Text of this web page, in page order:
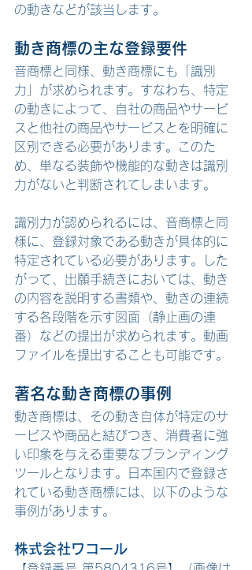
の動きなどが該当します。
動き商標の主な登録要件
音商標と同様、動き商標にも「識別
力」が求められます。すなわち、特定
の動きによって、自社の商品やサービ
スと他社の商品やサービスとを明確に
区別できる必要があります。このた
め、単なる装飾や機能的な動きは識別
力がないと判断されてしまいます。
識別力が認められるには、音商標と同
様に、登録対象である動きが具体的に
特定されている必要があります。した
がって、出願手続きにおいては、動き
の内容を説明する書類や、動きの連続
する各段階を示す図面（静止画の連
番）などの提出が求められます。動画
ファイルを提出することも可能です。
著名な動き商標の事例
動き商標は、その動き自体が特定のサ
ービスや商品と結びつき、消費者に強
い印象を与える重要なブランディング
ツールとなります。日本国内で登録さ
れている動き商標には、以下のような
事例があります。
株式会社ワコール